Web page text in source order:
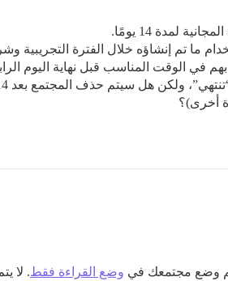
لمدة 14 يومًا.
ما تم إنشاؤه خلال الفترة التجريبية
في الوقت المناسب قبل نهاية اليوم
أخرى)؟
يتم وضع مجتمعك في وضع القراءة فقط. لا